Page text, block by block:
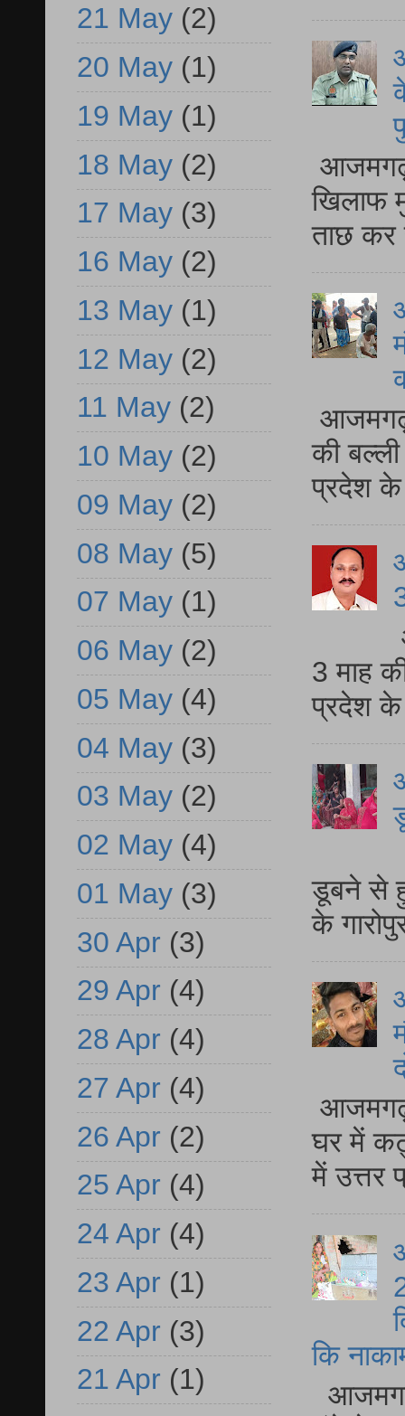
आजमगढ़
खिलाफ
ताछ कर
आजमगढ़
की
प्रदेश
3 माह
प्रदेश
डूबने से
के
घर में
में
कि
21 May (2)
20 May (1)
19 May (1)
18 May (2)
17 May (3)
16 May (2)
13 May (1)
12 May (2)
11 May (2)
10 May (2)
09 May (2)
08 May (5)
07 May (1)
06 May (2)
05 May (4)
04 May (3)
03 May (2)
02 May (4)
01 May (3)
30 Apr (3)
29 Apr (4)
28 Apr (4)
27 Apr (4)
26 Apr (2)
25 Apr (4)
24 Apr (4)
23 Apr (1)
22 Apr (3)
21 Apr (1)